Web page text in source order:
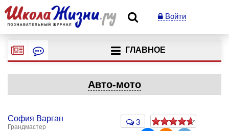
Войти
ГЛАВНОЕ
Авто-мото
София Варган
Грандмастер
3